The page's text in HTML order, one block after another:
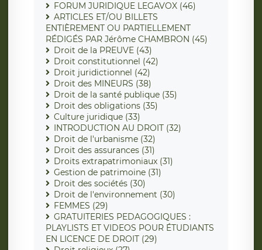
FORUM JURIDIQUE LEGAVOX (46)
ARTICLES ET/OU BILLETS
ENTIÈREMENT OU PARTIELLEMENT
RÉDIGÉS PAR Jérôme CHAMBRON (45)
Droit de la PREUVE (43)
Droit constitutionnel (42)
Droit juridictionnel (42)
Droit des MINEURS (38)
Droit de la santé publique (35)
Droit des obligations (35)
Culture juridique (33)
INTRODUCTION AU DROIT (32)
Droit de l'urbanisme (32)
Droit des assurances (31)
Droits extrapatrimoniaux (31)
Gestion de patrimoine (31)
Droit des sociétés (30)
Droit de l'environnement (30)
FEMMES (29)
GRATUITERIES PEDAGOGIQUES :
PLAYLISTS ET VIDEOS POUR ÉTUDIANTS
EN LICENCE DE DROIT (29)